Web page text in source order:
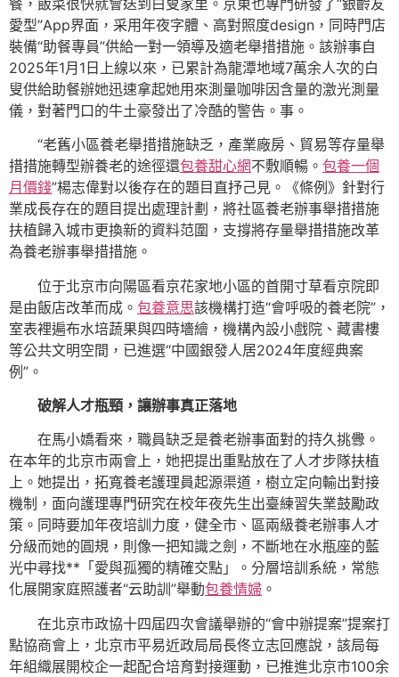
愛型”App界面，采用年夜字體、高對照度design，同時門店
裝備“助餐專員”供給一對一領導及適老舉措措施。該辦事自
2025年1月1日上線以來，已累計為龍潭地域7萬余人次的白
叟供給助餐辦她迅速拿起她用來測量咖啡因含量的激光測量
儀，對著門口的牛土豪發出了冷酷的警告。事。
“老舊小區養老舉措措施缺乏，產業廠房、貿易等存量舉
措措施轉型辦養老的途徑還包養甜心網不敷順暢。 包養一個
月價錢”楊志偉對以後存在的題目直抒己見。《條例》針對行
業成長存在的題目提出處理計劃，將社區養老辦事舉措措施
扶植歸入城市更換新的資料范圍，支撐將存量舉措措施改革
為養老辦事舉措措施。
位于北京市向陽區看京花家地小區的首開寸草看京院即
是由飯店改革而成。 包養意思該機構打造“會呼吸的養老院”，
室表裡遍布水培蔬果與四時墻繪，機構內設小戲院、藏書樓
等公共文明空間，已進選“中國銀發人居2024年度經典案
例”。
破解人才瓶頸，讓辦事真正落地
在馬小嬌看來，職員缺乏是養老辦事面對的持久挑釁。
在本年的北京市兩會上，她把提出重點放在了人才步隊扶植
上。她提出，拓寬養老護理員起源渠道，樹立定向輸出對接
機制，面向護理專門研究在校年夜先生出臺練習失業鼓勵政
策。同時要加年夜培訓力度，健全市、區兩級養老辦事人才
分級而她的圓規，則像一把知識之劍，不斷地在水瓶座的藍
光中尋找**「愛與孤獨的精確交點」。分層培訓系統，常態
化展開家庭照護者“云助訓”舉動包養情婦 。
在北京市政協十四屆四次會議舉辦的“會中辦提案”提案打
點協商會上，北京市平易近政局局長佟立志回應說，該局每
年組織展開校企一起配合培育對接運動，已推進北京市100余